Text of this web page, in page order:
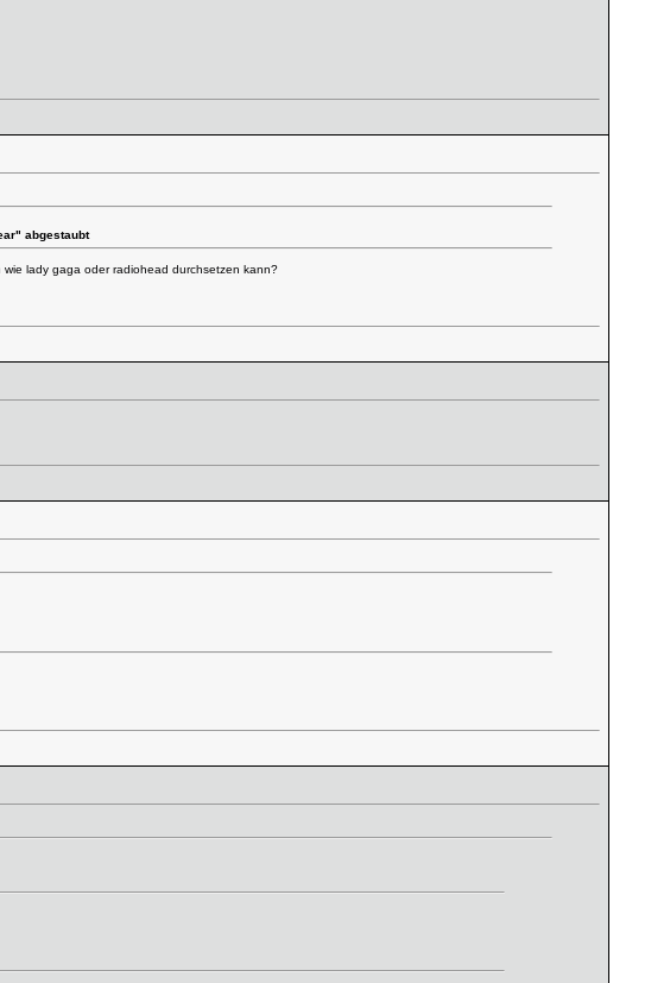
abgestaubt
lady gaga oder radiohead durchsetzen kann?